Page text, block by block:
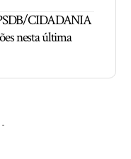
CIDADANIA
nesta última
-